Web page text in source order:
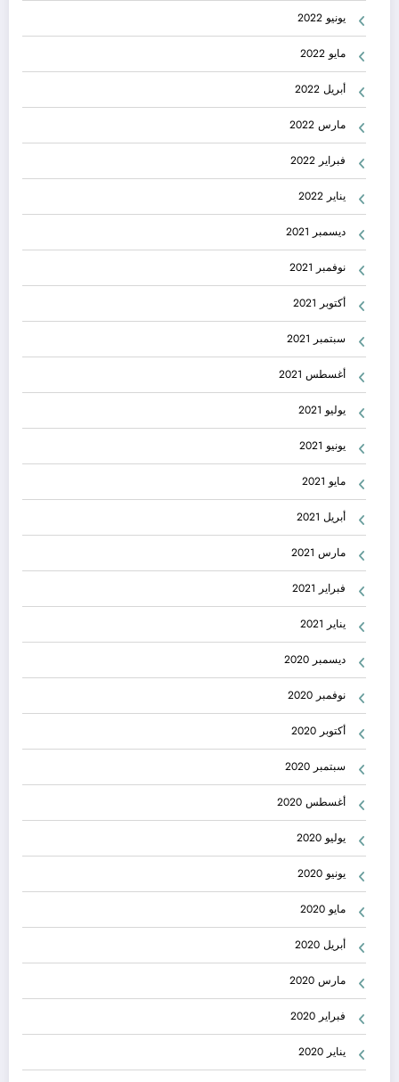
يونيو 2022
مايو 2022
أبريل 2022
مارس 2022
فبراير 2022
يناير 2022
ديسمبر 2021
نوفمبر 2021
أكتوبر 2021
سبتمبر 2021
أغسطس 2021
يوليو 2021
يونيو 2021
مايو 2021
أبريل 2021
مارس 2021
فبراير 2021
يناير 2021
ديسمبر 2020
نوفمبر 2020
أكتوبر 2020
سبتمبر 2020
أغسطس 2020
يوليو 2020
يونيو 2020
مايو 2020
أبريل 2020
مارس 2020
فبراير 2020
يناير 2020